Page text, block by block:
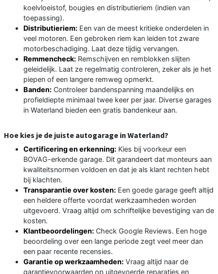
koelvloeistof, bougies en distributieriem (indien van
toepassing).
Distributieriem: Een van de meest kritieke onderdelen in
veel motoren. Een gebroken riem kan leiden tot zware
motorbeschadiging. Laat deze tijdig vervangen.
Remmencheck: Remschijven en remblokken slijten
geleidelijk. Laat ze regelmatig controleren, zeker als je het
piepen of een langere remweg opmerkt.
Banden: Controleer bandenspanning maandelijks en
profieldiepte minimaal twee keer per jaar. Diverse garages
in Waterland bieden een gratis bandenkeur aan.
Hoe kies je de juiste autogarage in Waterland?
Certificering en erkenning: Kies bij voorkeur een
BOVAG-erkende garage. Dit garandeert dat monteurs aan
kwaliteitsnormen voldoen en dat je als klant rechten hebt
bij klachten.
Transparantie over kosten: Een goede garage geeft altijd
een heldere offerte voordat werkzaamheden worden
uitgevoerd. Vraag altijd om schriftelijke bevestiging van de
kosten.
Klantbeoordelingen: Check Google Reviews. Een hoge
beoordeling over een lange periode zegt veel meer dan
een paar recente recensies.
Garantie op werkzaamheden: Vraag altijd naar de
garantievoorwaarden op uitgevoerde reparaties en